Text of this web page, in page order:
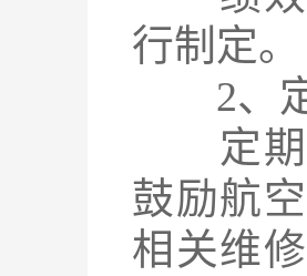
行制定。
2、定
定期
鼓励航
相关维